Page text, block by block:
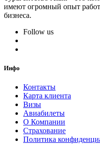
имеют огромный опыт
бизнеса.
Follow us
Инфо
Контакты
Карта клиента
Визы
Авиабилеты
О Компании
Страхование
Политика